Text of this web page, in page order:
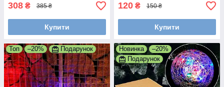
308 ₴ 385 ₴
Купити
120 ₴ 150 ₴
Купити
Топ –20% Подарунок Новинка
–20%
Подарунок